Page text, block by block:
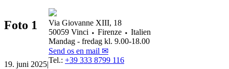
Foto 1
19. juni 2025|
Via Giovanne XIII, 18
50059 Vinci ⬩ Firenze ⬩ Italien
Mandag - fredag kl. 9.00-18.00
Send os en mail ✉
Tel.: +39 333 8799 116